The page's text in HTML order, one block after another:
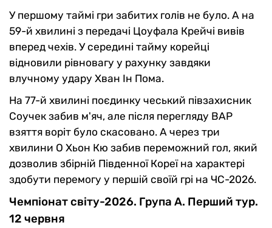
У першому таймі гри забитих голів не було. А на
59-й хвилині з передачі Цоуфала Крейчі вивів
вперед чехів. У середині тайму корейці
відновили рівновагу у рахунку завдяки
влучному удару Хван Ін Пома.
На 77-й хвилині поєдинку чеський півзахисник
Соучек забив м'яч, але після перегляду ВАР
взяття воріт було скасовано. А через три
хвилини О Хьон Кю забив переможний гол, який
дозволив збірній Південної Кореї на характері
здобути перемогу у першій своїй грі на ЧС-2026.
Чемпіонат світу-2026. Група А. Перший тур.
12 червня